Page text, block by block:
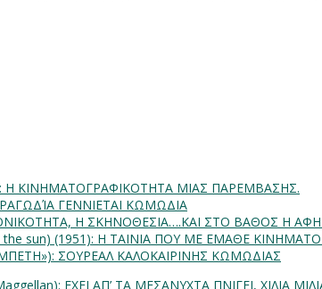
H KINHMATOΓΡΑΦΙΚΟΤΗΤΑ ΜΙΑΣ ΠΑΡΕΜΒΑΣΗΣ.
ΓΕΝΝΙΕΤΑΙ ΚΩΜΩΔΙΑ
Η ΣΚΗΝΟΘΕΣΙΑ….ΚΑΙ ΣΤΟ ΒΑΘΟΣ Η
sun) (1951): Η ΤΑΙΝΙΑ ΠΟΥ ΜΕ ΕΜΑΘΕ
ΣΟΥΡΕΑΛ ΚΑΛΟΚΑΙΡΙΝΗΣ ΚΩΜΩΔΙΑΣ
ΕΧΕΙ ΑΠ’ ΤΑ ΜΕΣΑΝΥΧΤΑ ΠΝΙΓΕΙ, ΧΙΛΙΑ